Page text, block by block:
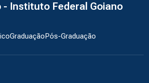
- Instituto Federal Goiano
GraduaçãoPós-Graduação